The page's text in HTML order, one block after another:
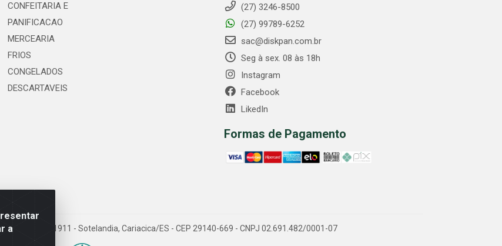
a
CONFEITARIA E
PANIFICACAO
MERCEARIA
FRIOS
CONGELADOS
DESCARTAVEIS
(27) 3246-8500
(27) 99789-6252
sac@diskpan.com.br
Seg à sex. 08 às 18h
Instagram
Facebook
LikedIn
Formas de Pagamento
Antonio, 1911 - Sotelandia, Cariacica/ES - CEP 29140-669 - CNPJ 02.691.482/0001-07